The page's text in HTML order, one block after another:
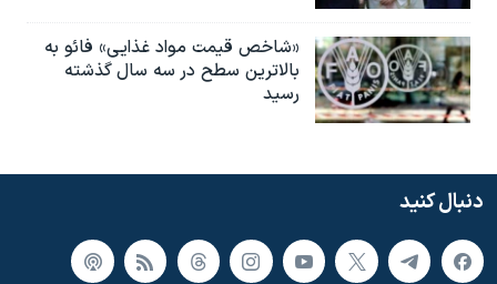
«شاخص قیمت مواد غذایی» فائو به
بالاترین سطح در سه سال گذشته
رسید
دنبال کنید